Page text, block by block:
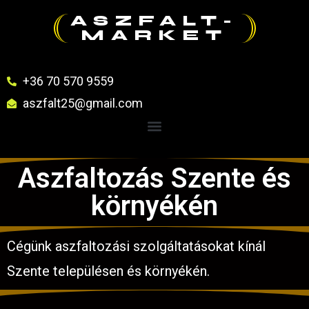
ASZFALT-
MARKET
+36 70 570 9559
aszfalt25@gmail.com
Aszfaltozás Szente és
környékén
Cégünk aszfaltozási szolgáltatásokat kínál
Szente településen és környékén.